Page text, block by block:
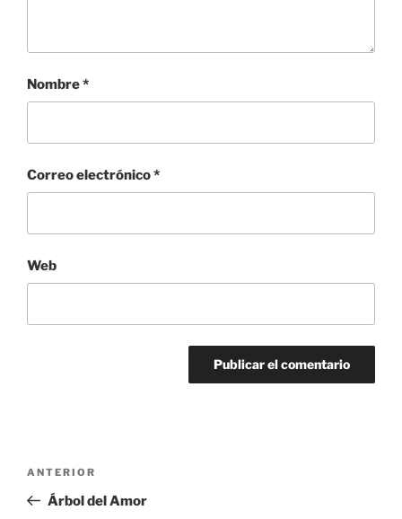
Nombre*
Correo electrónico*
Web
entradas
Entrada
anterior:
ANTERIOR
Árbol del Amor